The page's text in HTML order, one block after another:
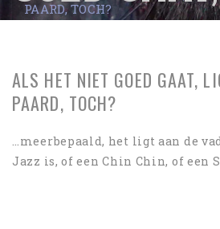
HET AAN
PAARD,
PAARD, TOCH?
ALS HET NIET GOED GAAT,
PAARD, TOCH?
…meerbepaald, het ligt aan de
Jazz is, of een Chin Chin, of een